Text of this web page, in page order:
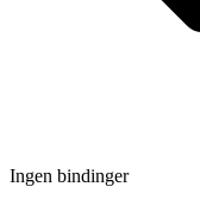
Ingen bindinger